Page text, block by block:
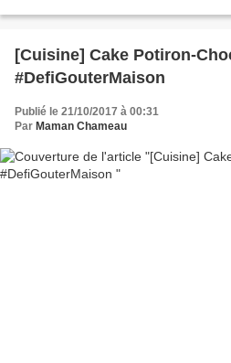
[Cuisine] Cake Potiron-
#DefiGouterMaison
Publié le 21/10/2017 à 00:31
Par Maman Chameau